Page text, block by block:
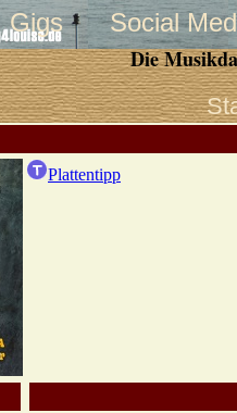
Gigs Social
Die
Plattentipp